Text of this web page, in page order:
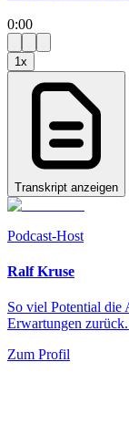
0:00
1x
Transkript anzeigen
Podcast-Host
Ralf Kruse
So viel Potential die
Erwartungen
Zum Profil